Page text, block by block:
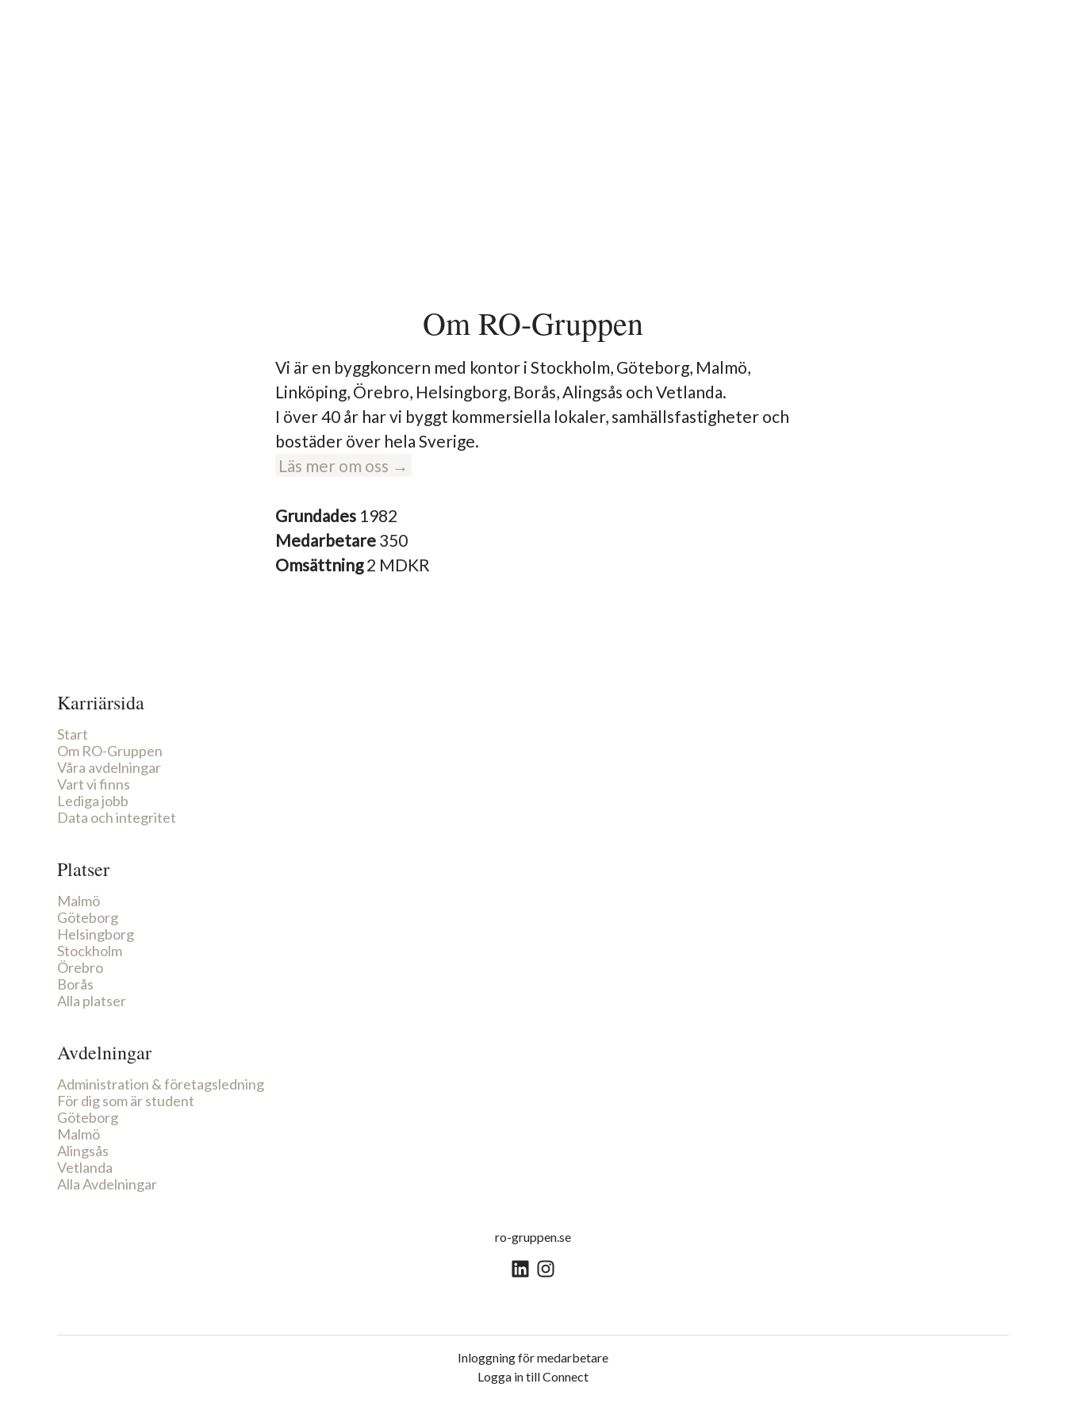
Om RO-Gruppen
Vi är en byggkoncern med kontor i Stockholm, Göteborg, Malmö,
Linköping, Örebro, Helsingborg, Borås, Alingsås och Vetlanda.
I över 40 år har vi byggt kommersiella lokaler, samhällsfastigheter och
bostäder över hela Sverige.
Läs mer om oss →
Grundades 1982
Medarbetare 350
Omsättning2 MDKR
Karriärsida
Start
Om RO-Gruppen
Våra avdelningar
Vart vi finns
Lediga jobb
Data och integritet
Platser
Malmö
Göteborg
Helsingborg
Stockholm
Örebro
Borås
Alla platser
Avdelningar
Administration & företagsledning
För dig som är student
Göteborg
Malmö
Alingsås
Vetlanda
Alla Avdelningar
ro-gruppen.se
Inloggning för medarbetare
Logga in till Connect